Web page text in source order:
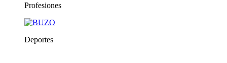
Profesiones
Deportes